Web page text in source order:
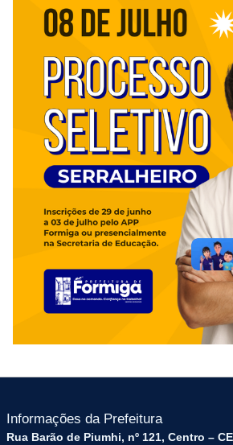
Informações da Prefeitura
Rua Barão de Piumhi, nº 121, Centro –